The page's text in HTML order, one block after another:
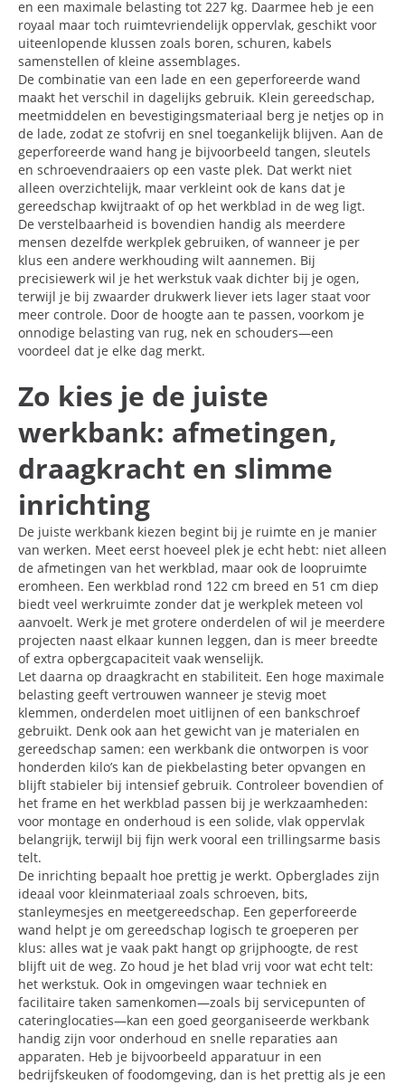
en een maximale belasting tot 227 kg. Daarmee heb je een
royaal maar toch ruimtevriendelijk oppervlak, geschikt voor
uiteenlopende klussen zoals boren, schuren, kabels
samenstellen of kleine assemblages.
De combinatie van een lade en een geperforeerde wand
maakt het verschil in dagelijks gebruik. Klein gereedschap,
meetmiddelen en bevestigingsmateriaal berg je netjes op in
de lade, zodat ze stofvrij en snel toegankelijk blijven. Aan de
geperforeerde wand hang je bijvoorbeeld tangen, sleutels
en schroevendraaiers op een vaste plek. Dat werkt niet
alleen overzichtelijk, maar verkleint ook de kans dat je
gereedschap kwijtraakt of op het werkblad in de weg ligt.
De verstelbaarheid is bovendien handig als meerdere
mensen dezelfde werkplek gebruiken, of wanneer je per
klus een andere werkhouding wilt aannemen. Bij
precisiewerk wil je het werkstuk vaak dichter bij je ogen,
terwijl je bij zwaarder drukwerk liever iets lager staat voor
meer controle. Door de hoogte aan te passen, voorkom je
onnodige belasting van rug, nek en schouders—een
voordeel dat je elke dag merkt.
Zo kies je de juiste
werkbank: afmetingen,
draagkracht en slimme
inrichting
De juiste werkbank kiezen begint bij je ruimte en je manier
van werken. Meet eerst hoeveel plek je echt hebt: niet alleen
de afmetingen van het werkblad, maar ook de loopruimte
eromheen. Een werkblad rond 122 cm breed en 51 cm diep
biedt veel werkruimte zonder dat je werkplek meteen vol
aanvoelt. Werk je met grotere onderdelen of wil je meerdere
projecten naast elkaar kunnen leggen, dan is meer breedte
of extra opbergcapaciteit vaak wenselijk.
Let daarna op draagkracht en stabiliteit. Een hoge maximale
belasting geeft vertrouwen wanneer je stevig moet
klemmen, onderdelen moet uitlijnen of een bankschroef
gebruikt. Denk ook aan het gewicht van je materialen en
gereedschap samen: een werkbank die ontworpen is voor
honderden kilo’s kan de piekbelasting beter opvangen en
blijft stabieler bij intensief gebruik. Controleer bovendien of
het frame en het werkblad passen bij je werkzaamheden:
voor montage en onderhoud is een solide, vlak oppervlak
belangrijk, terwijl bij fijn werk vooral een trillingsarme basis
telt.
De inrichting bepaalt hoe prettig je werkt. Opberglades zijn
ideaal voor kleinmateriaal zoals schroeven, bits,
stanleymesjes en meetgereedschap. Een geperforeerde
wand helpt je om gereedschap logisch te groeperen per
klus: alles wat je vaak pakt hangt op grijphoogte, de rest
blijft uit de weg. Zo houd je het blad vrij voor wat echt telt:
het werkstuk. Ook in omgevingen waar techniek en
facilitaire taken samenkomen—zoals bij servicepunten of
cateringlocaties—kan een goed georganiseerde werkbank
handig zijn voor onderhoud en snelle reparaties aan
apparaten. Heb je bijvoorbeeld apparatuur in een
bedrijfskeuken of foodomgeving, dan is het prettig als je een